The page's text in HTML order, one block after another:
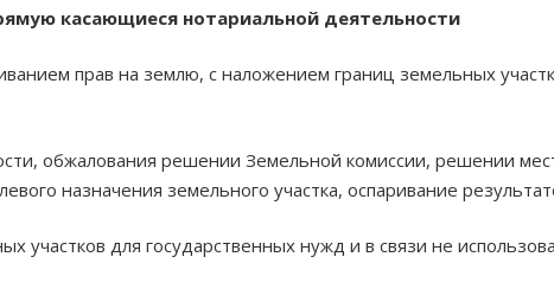
касающиеся нотариальной деятельности
прав на землю, с наложением границ земельных
обжалования решении Земельной комиссии, решении
назначения земельного участка, оспаривание
участков для государственных нужд и в связи не